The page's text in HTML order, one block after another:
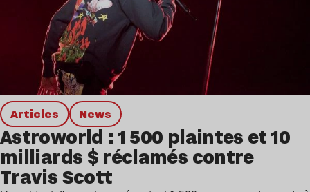
Articles news
Astroworld : 1 500 plaintes et 10
milliards $ réclamés contre
Travis Scott